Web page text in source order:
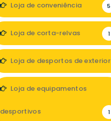
Loja de conveniência 5
Loja de corta-relvas 1
Loja de desportos de exterior
Loja de equipamentos
desportivos 1